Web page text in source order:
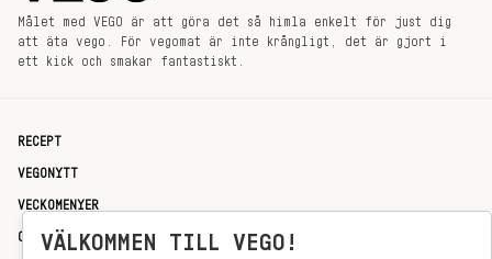
Målet med VEGO är att göra det så himla enkelt för just dig
att äta vego. För vegomat är inte krångligt, det är gjort i
ett kick och smakar fantastiskt.
RECEPT
VEGONYTT
VECKOMENYER
OM OSSVÄLKOMMEN TILL VEGO!